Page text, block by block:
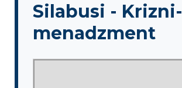
Silabusi - Krizni-
menadzment